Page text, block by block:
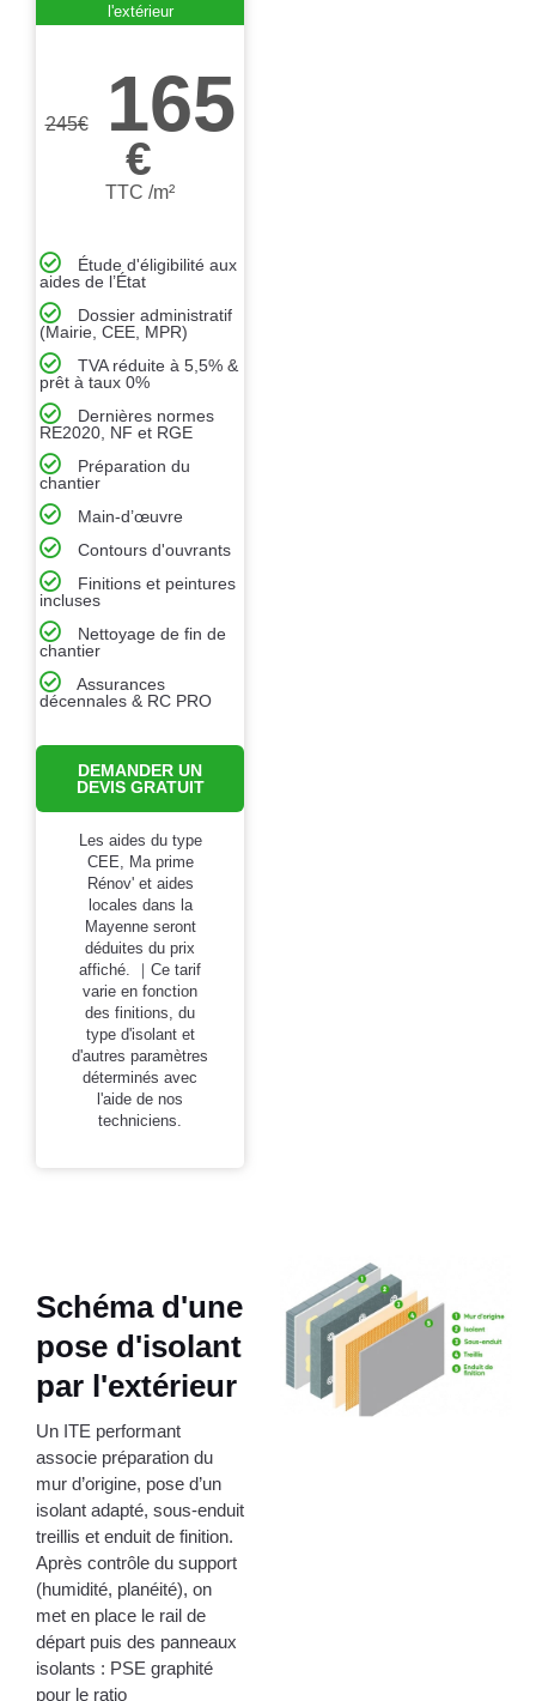
l'extérieur
245€ 165
€
TTC /m²
Étude d'éligibilité aux
aides de l’État
Dossier administratif
(Mairie, CEE, MPR)
TVA réduite à 5,5% &
prêt à taux 0%
Dernières normes
RE2020, NF et RGE
Préparation du
chantier
Main-d’œuvre
Contours d'ouvrants
Finitions et peintures
incluses
Nettoyage de fin de
chantier
Assurances
décennales & RC PRO
DEMANDER UN
DEVIS GRATUIT
Les aides du type
CEE, Ma prime
Rénov' et aides
locales dans la
Mayenne seront
déduites du prix
affiché. ｜Ce tarif
varie en fonction
des finitions, du
type d'isolant et
d'autres paramètres
déterminés avec
l'aide de nos
techniciens.
Schéma d'une
pose d'isolant
par l'extérieur
Un ITE performant
associe préparation du
mur d’origine, pose d’un
isolant adapté, sous-enduit
treillis et enduit de finition.
Après contrôle du support
(humidité, planéité), on
met en place le rail de
départ puis des panneaux
isolants : PSE graphité
pour le ratio